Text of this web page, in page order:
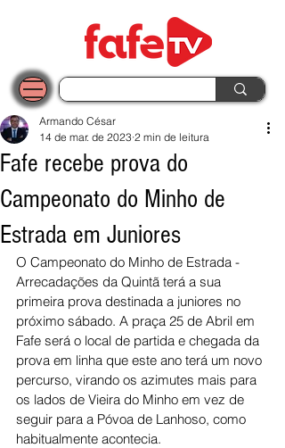
Fafe recebe prova do
Campeonato do Minho de
Estrada em Juniores
Armando César
14 de mar. de 2023 2 min de leitura
O Campeonato do Minho de Estrada -
Arrecadações da Quintã terá a sua
primeira prova destinada a juniores no
próximo sábado. A praça 25 de Abril em
Fafe será o local de partida e chegada da
prova em linha que este ano terá um novo
percurso, virando os azimutes mais para
os lados de Vieira do Minho em vez de
seguir para a Póvoa de Lanhoso, como
habitualmente acontecia.